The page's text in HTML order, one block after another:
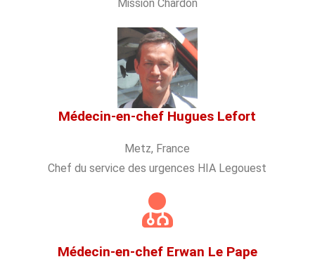
Mission Chardon
Médecin-en-chef Hugues Lefort
Metz, France
Chef du service des urgences HIA Legouest
Médecin-en-chef Erwan Le Pape